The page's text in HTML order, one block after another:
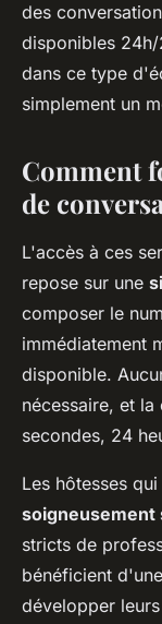
des
disponibles
dans ce type
simplement un
Comment
de
L'accès à ces
repose sur une
composer le
immédiatement
disponible.
nécessaire, et
secondes, 24
Les hôtesses
soigneusement
stricts de
bénéficient
développer